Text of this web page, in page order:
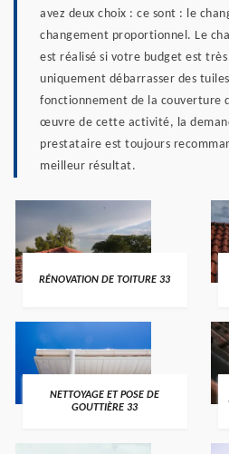
avez deux choix : ce sont : le
changement proportionnel. Le
est réalisé si votre budget est
uniquement débarrasser des
fonctionnement de la couverture
œuvre de cette activité, la
prestataire est toujours
meilleur résultat.
RÉNOVATION DE TOITURE 33
NETTOYAGE ET POSE DE
GOUTTIÈRE 33